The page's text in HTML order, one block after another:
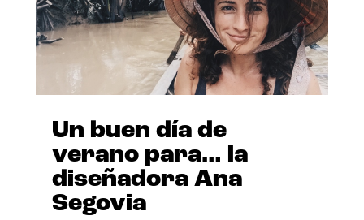
Un buen día de
verano para… la
diseñadora Ana
Segovia